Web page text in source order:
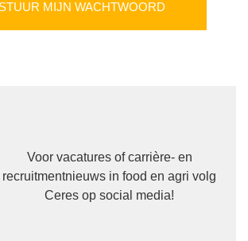
Voor vacatures of carrière- en
recruitmentnieuws in food en agri volg
Ceres op social media!